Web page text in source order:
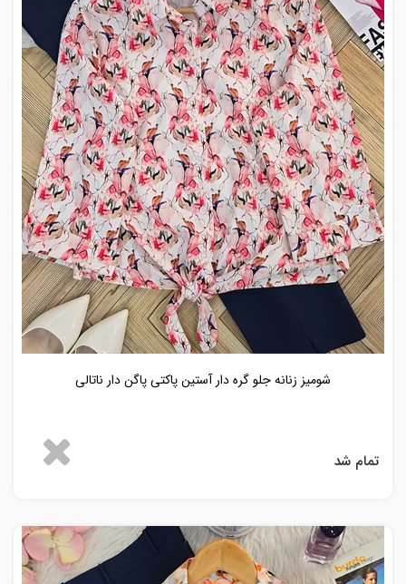
شومیز زنانه جلو گره دار آستین پاکتی پاگن دار ناتالی
تمام شد